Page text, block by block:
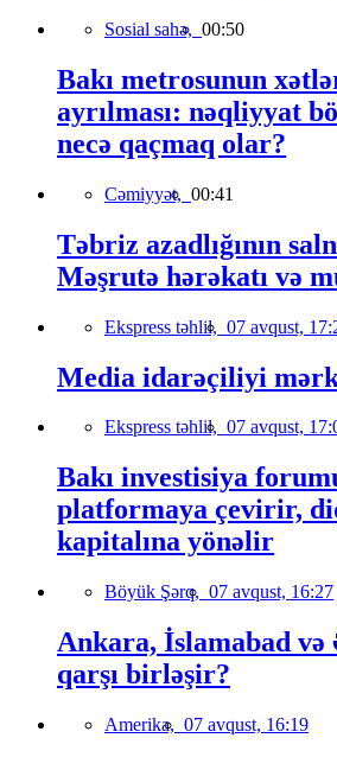
Sosial sahə, 00:50
Bakı metrosunun
ayrılması: nəqliyyat
necə qaçmaq olar?
Cəmiyyət, 00:41
Təbriz azadlığının
Məşrutə hərəkatı və
Ekspress təhlil, 07 avqust,
Media idarəçiliyi
Ekspress təhlil, 07 avqust,
Bakı investisiya
platformaya çevirir,
kapitalına yönəlir
Böyük Şərq, 07 avqust, 16:27
Ankara, İslamabad
qarşı birləşir?
Amerika, 07 avqust, 16:19